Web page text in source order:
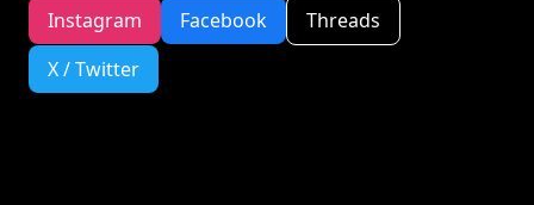
Instagram Facebook
Threads
X / Twitter